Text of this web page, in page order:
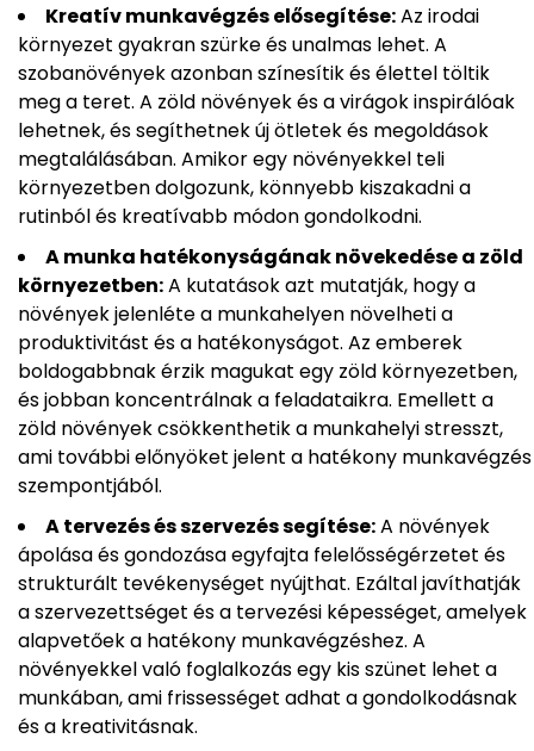
Kreatív munkavégzés elősegítése:Az irodai
környezet gyakran szürke és unalmas lehet. A
szobanövények azonban színesítik és élettel töltik
meg a teret. A zöld növények és a virágok inspirálóak
lehetnek, és segíthetnek új ötletek és megoldások
megtalálásában. Amikor egy növényekkel teli
környezetben dolgozunk, könnyebb kiszakadni a
rutinból és kreatívabb módon gondolkodni.
A munka hatékonyságának növekedése a zöld
környezetben:A kutatások azt mutatják, hogy a
növények jelenléte a munkahelyen növelheti a
produktivitást és a hatékonyságot. Az emberek
boldogabbnak érzik magukat egy zöld környezetben,
és jobban koncentrálnak a feladataikra. Emellett a
zöld növények csökkenthetik a munkahelyi stresszt,
ami további előnyöket jelent a hatékony munkavégzés
szempontjából.
A tervezés és szervezés segítése:A növények
ápolása és gondozása egyfajta felelősségérzetet és
strukturált tevékenységet nyújthat. Ezáltal javíthatják
a szervezettséget és a tervezési képességet, amelyek
alapvetőek a hatékony munkavégzéshez. A
növényekkel való foglalkozás egy kis szünet lehet a
munkában, ami frissességet adhat a gondolkodásnak
és a kreativitásnak.